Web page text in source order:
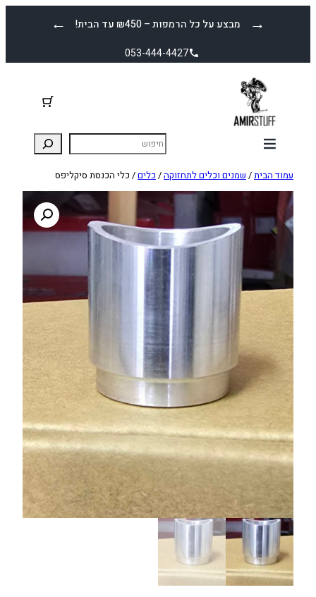
← מבצע על כל הרמפות – ₪450 עד הבית! →
053-444-4427
עמוד הבית/ שמנים וכלים לתחזוקה/ כלים/ כלי הכנסת סיקליפס